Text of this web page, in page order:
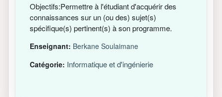
Objectifs:Permettre à l'étudiant d'acquérir des
connaissances sur un (ou des) sujet(s)
spécifique(s) pertinent(s) à son programme.
Enseignant: Berkane Soulaimane
Catégorie: Informatique et d'ingénierie